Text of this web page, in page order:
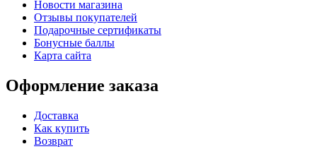
Новости магазина
Отзывы покупателей
Подарочные сертификаты
Бонусные баллы
Карта сайта
Оформление заказа
Доставка
Как купить
Возврат